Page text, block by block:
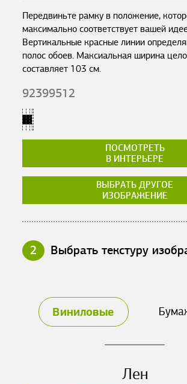
Передвиньте рамку в положение,
максимально соответствует вашей
Вертикальные красные линии
полос обоев. Максиальная ширина
составляет 103 см.
92399512
ПОСМОТРЕТЬ
В ИНТЕРЬЕРЕ
ВЫБРАТЬ ДРУГОЕ
ИЗОБРАЖЕНИЕ
2 Выбрать текстуру
Виниловые
Лен